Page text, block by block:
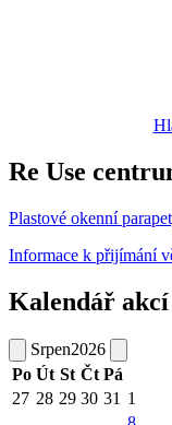
Re Use
Plastové okenní
Informace k přijímání
Kalendář akcí
Srpen2026
Po Út St Čt Pá
27 28 29 30 31 1